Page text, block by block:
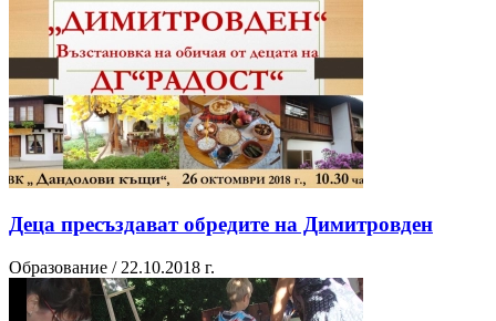
Деца пресъздават обредите на Димитровден
Образование / 22.10.2018 г.